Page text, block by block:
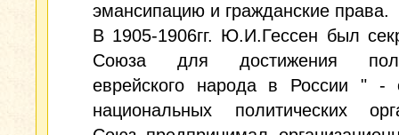
эмансипацию и гражданские права.
В 1905-1906гг. Ю.И.Гессен был
Союза для достижения
еврейского народа в России " -
национальных политических